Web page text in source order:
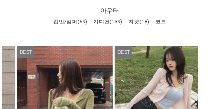
아우터
집업/점퍼(59) 가디건(139) 자켓(18) 코트
BEST BEST